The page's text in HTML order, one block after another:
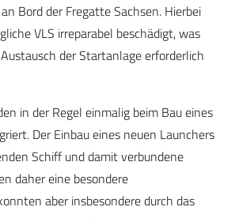
Bord der Fregatte Sachsen. Hierbei
VLS irreparabel beschädigt, was
der Startanlage erforderlich
in der Regel einmalig beim Bau eines
Der Einbau eines neuen Launchers
Schiff und damit verbundene
daher eine besondere
aber insbesondere durch das